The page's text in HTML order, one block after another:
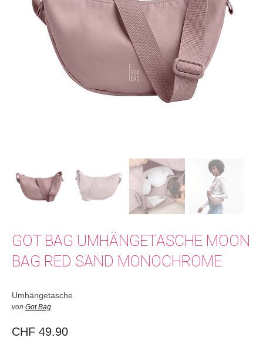
GOT BAG UMHÄNGETASCHE MOON
BAG RED SAND MONOCHROME
Umhängetasche
von Got Bag
CHF 49.90